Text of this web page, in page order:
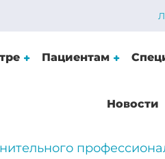
Пациентам
Новости